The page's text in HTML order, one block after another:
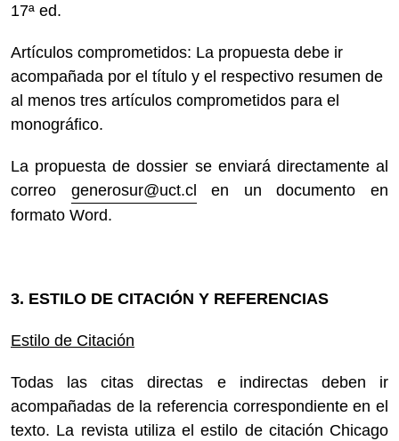
17ª ed.
Artículos comprometidos: La propuesta debe ir
acompañada por el título y el respectivo resumen de
al menos tres artículos comprometidos para el
monográfico.
La propuesta de dossier se enviará directamente al
correo generosur@uct.cl en un documento en
formato Word.
3. ESTILO DE CITACIÓN Y REFERENCIAS
Estilo de Citación
Todas las citas directas e indirectas deben ir
acompañadas de la referencia correspondiente en el
texto. La revista utiliza el estilo de citación Chicago